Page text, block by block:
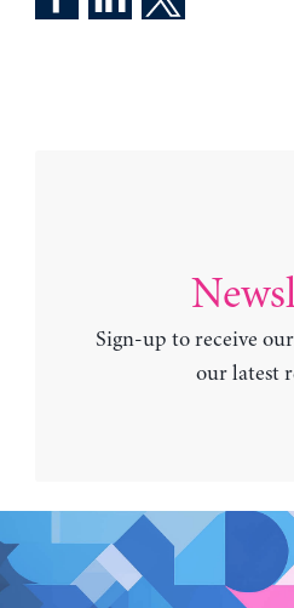
Sign-up to receive
our latest